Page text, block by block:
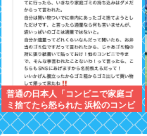
普通の日本人「コンビニで家庭ゴ
ミ捨てたら怒られた 浜松のコンビ
ニもう行かない」